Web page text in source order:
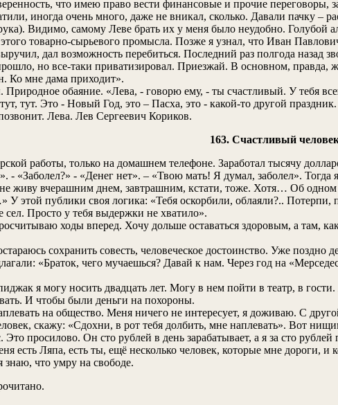
что имею право вести финансовые и прочие переговоры,
иногда очень много, даже не вникал, сколько. Давали пачку
Видимо, самому Леве брать их у меня было неудобно. Голубой
товарно-сырьевого промысла. Позже я узнал, что Иван
дал возможность перебиться. Последний раз полгода назад
но все-таки приватизировал. Приезжай. В основном,
Ко мне дама приходит».
обаяние. «Лева, - говорю ему, - ты счастливый. У тебя
тут. Это - Новый Год, это – Пасха, это - какой-то другой
Лева. Лев Сергеевич Кориков.
163. Счастливый
работы, только на домашнем телефоне. Заработал тысячу
«Заболел?» - «Денег нет». – «Твою мать! Я думал, заболел». Тогда
живу вчерашним днем, завтрашним, кстати, тоже. Хотя… Об
этой публики своя логика: «Тебя оскорбили, облаяли?.. Потерпи,
Просто у тебя выдержки не хватило».
ходы вперед. Хочу дольше оставаться здоровым, а там,
сохранить совесть, человеческое достоинство. Уже
«Браток, чего мучаешься? Давай к нам. Через год на
я могу носить двадцать лет. Могу в нем пойти в театр, в
И чтобы были деньги на похороны.
на общество. Меня ничего не интересует, я доживаю. С
скажу: «Сдохни, в рот тебя долбить, мне наплевать». Вот
Это просилово. Он сто рублей в день зарабатывает, а я за сто
есть Ляпа, есть ты, ещё несколько человек, которые мне дороги, и
знаю, что умру на свободе.